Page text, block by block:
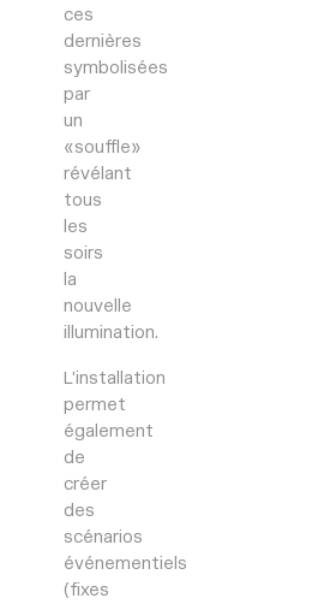
ces
dernières
symbolisées
par
un
«souffle»
révélant
tous
les
soirs
la
nouvelle
illumination.
L’installation
permet
également
de
créer
des
scénarios
événementiels
(fixes